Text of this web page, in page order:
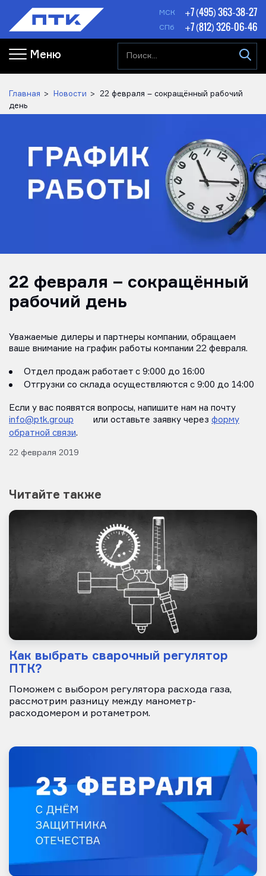
МСК +7 (495) 363-38-27
СПб +7 (812) 326-06-46
Меню
Главная Новости
22 февраля – сокращённый рабочий
день
22 февраля – сокращённый
рабочий день
Уважаемые дилеры и партнеры компании, обращаем
ваше внимание на график работы компании 22 февраля.
Отдел продаж работает с 9:000 до 16:00
Отгрузки со склада осуществляются с 9:00 до 14:00
Если у вас появятся вопросы, напишите нам на почту
info@ptk.group
или оставьте заявку через форму
обратной связи.
22 февраля 2019
Читайте также
Как выбрать сварочный регулятор
ПТК?
Поможем с выбором регулятора расхода газа,
рассмотрим разницу между манометр-
расходомером и ротаметром.